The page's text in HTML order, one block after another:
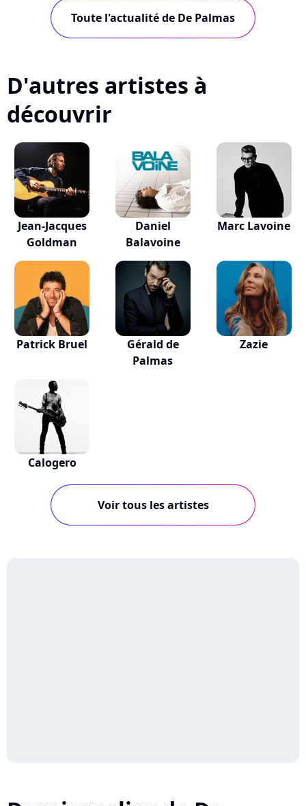
Toute l'actualité de De Palmas
D'autres artistes à
découvrir
Jean-Jacques
Goldman
Daniel
Balavoine
Marc Lavoine
Patrick Bruel
Gérald de
Palmas
Zazie
Calogero
Voir tous les artistes